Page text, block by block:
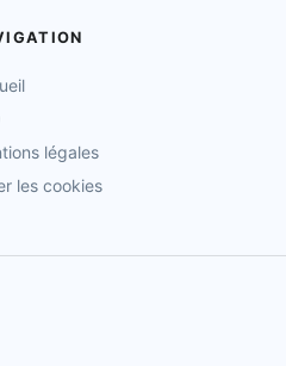
légales
les cookies